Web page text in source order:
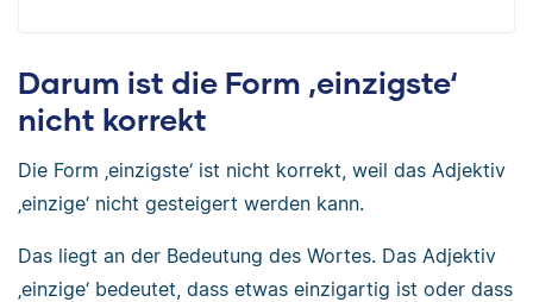
Darum ist die Form ‚einzigste‘
nicht korrekt
Die Form ‚einzigste‘ ist nicht korrekt, weil das Adjektiv
‚einzige‘ nicht gesteigert werden kann.
Das liegt an der Bedeutung des Wortes. Das Adjektiv
‚einzige‘ bedeutet, dass etwas einzigartig ist oder dass